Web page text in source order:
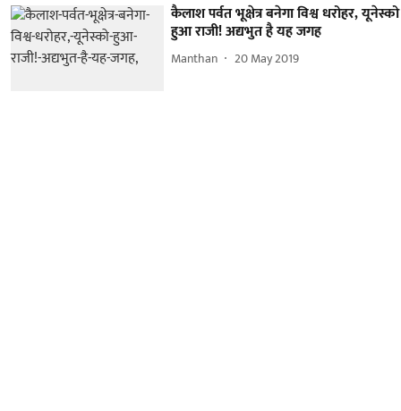
कैलाश पर्वत भूक्षेत्र बनेगा विश्व धरोहर, यूनेस्को
हुआ राजी! अद्यभुत है यह जगह
Manthan 20 May 2019